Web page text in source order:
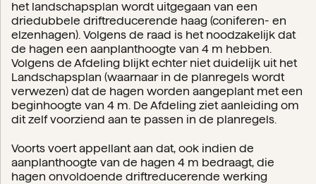
het landschapsplan wordt uitgegaan van een
driedubbele driftreducerende haag (coniferen- en
elzenhagen). Volgens de raad is het noodzakelijk dat
de hagen een aanplanthoogte van 4 m hebben.
Volgens de Afdeling blijkt echter niet duidelijk uit het
Landschapsplan (waarnaar in de planregels wordt
verwezen) dat de hagen worden aangeplant met een
beginhoogte van 4 m. De Afdeling ziet aanleiding om
dit zelf voorziend aan te passen in de planregels.
Voorts voert appellant aan dat, ook indien de
aanplanthoogte van de hagen 4 m bedraagt, die
hagen onvoldoende driftreducerende werking